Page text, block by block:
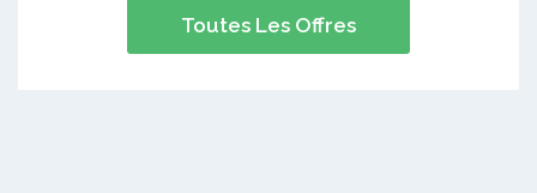
Toutes Les Offres